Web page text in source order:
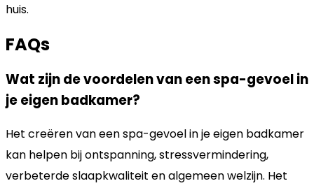
huis.
FAQs
Wat zijn de voordelen van een spa-gevoel in
je eigen badkamer?
Het creëren van een spa-gevoel in je eigen badkamer
kan helpen bij ontspanning, stressvermindering,
verbeterde slaapkwaliteit en algemeen welzijn. Het